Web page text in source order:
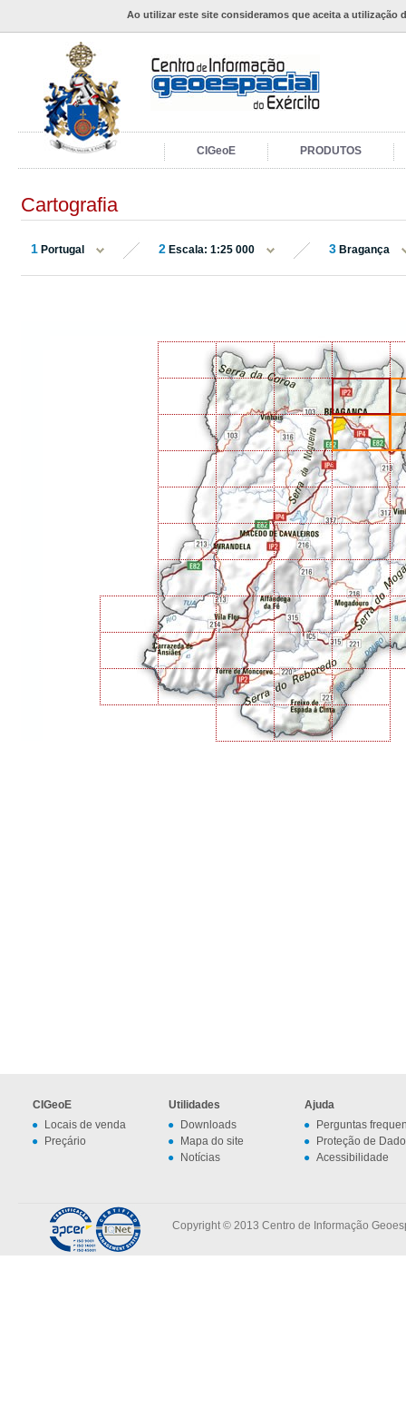
Ao utilizar este site consideramos que aceita a utilização
CIGeoE PRODUTOS
Cartografia
1 Portugal 2 Escala: 1:25 000 3 Bragança
CIGeoE
Locais de venda
Preçário
Utilidades
Downloads
Mapa do site
Notícias
Ajuda
Perguntas
Proteção de
Acessibilidade
Copyright © 2013 Centro de Informação